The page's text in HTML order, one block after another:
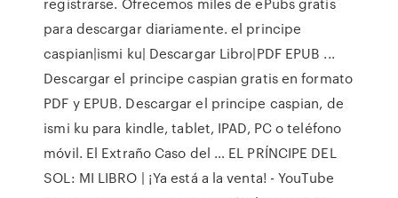
para descargar diariamente. el principe
caspian|ismi ku| Descargar Libro|PDF EPUB ...
Descargar el principe caspian gratis en formato
PDF y EPUB. Descargar el principe caspian, de
ismi ku para kindle, tablet, IPAD, PC o teléfono
móvil. El Extraño Caso del … EL PRÍNCIPE DEL
SOL: MI LIBRO | ¡Ya está a la venta! - YouTube